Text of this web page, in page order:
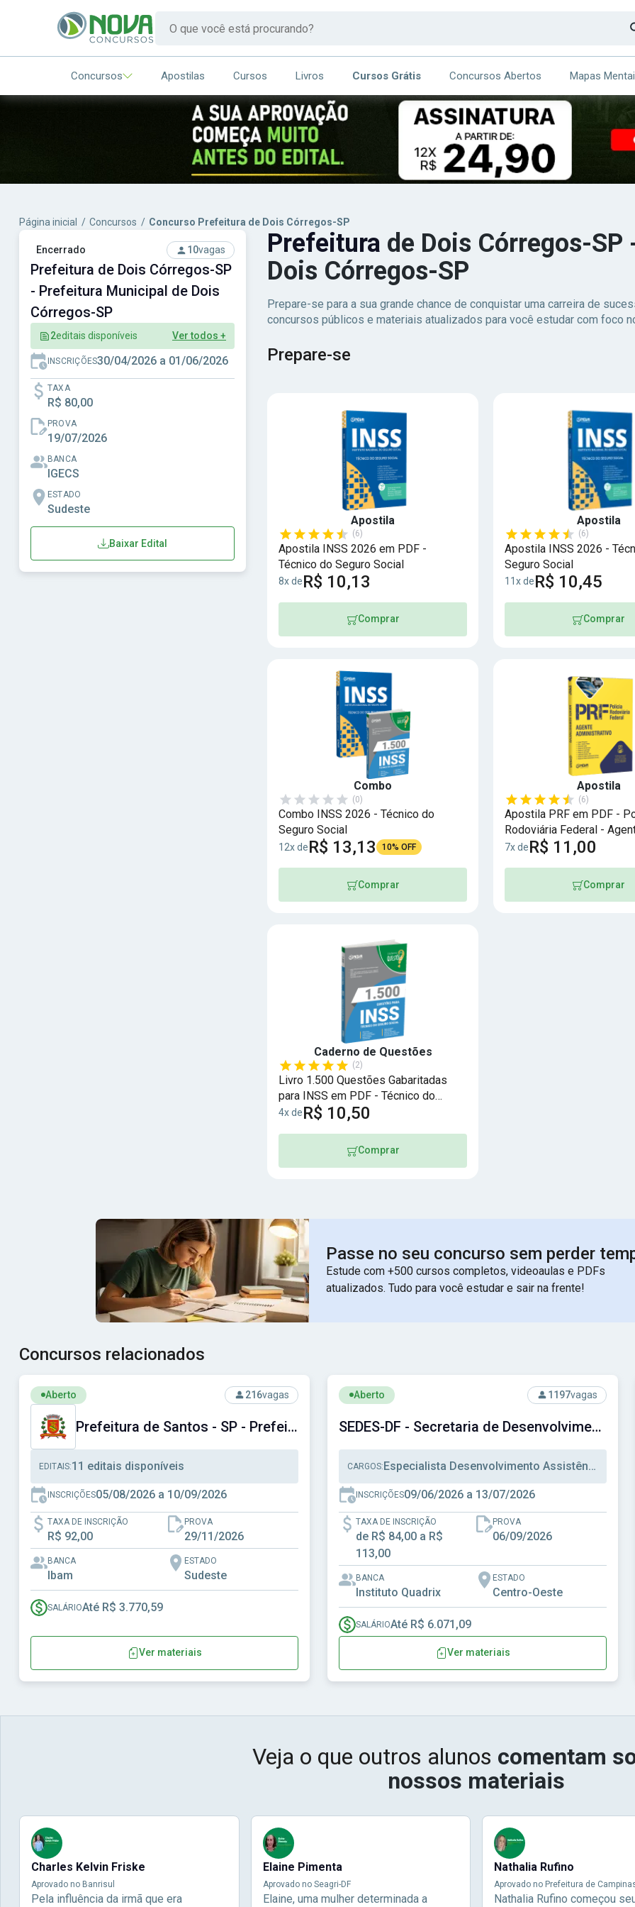
Concursos Apostilas Cursos Livros Cursos Grátis Concursos Abertos Mapas
Página inicial / Concursos / Concurso Prefeitura de Dois Córregos-SP
Encerrado 10vagas
Prefeitura de Dois Córregos-SP
- Prefeitura Municipal de Dois
Córregos-SP
2editais disponíveis Ver todos +
INSCRIÇÕES30/04/2026 a 01/06/2026
TAXA
R$ 80,00
PROVA
19/07/2026
BANCA
IGECS
ESTADO
Sudeste
Baixar Edital
Prefeitura de Dois Córregos-
Dois Córregos-SP
Prepare-se para a sua grande chance de conquistar uma carreira de
concursos públicos e materiais atualizados para você estudar com foco
Prepare-se
Apostila
(6)
Apostila INSS 2026 em PDF -
Técnico do Seguro Social
8x deR$ 10,13
Comprar
Apostila
(6)
Apostila INSS 2026 -
Seguro Social
11x deR$ 10,45
Comprar
Combo
(0)
Combo INSS 2026 - Técnico do
Seguro Social
12x deR$ 13,13 10% OFF
Comprar
Apostila
(6)
Apostila PRF em PDF -
Rodoviária Federal -
Administrativo
7x deR$ 11,00
Comprar
Caderno de Questões
(2)
Livro 1.500 Questões Gabaritadas
para INSS em PDF - Técnico do
Seguro Social
4x deR$ 10,50
Comprar
Passe no seu concurso sem perder
Estude com +500 cursos completos, videoaulas e PDFs
atualizados. Tudo para você estudar e sair na frente!
Concursos relacionados
Ver concurso: Prefeitura de Santos - SP - Prefeitura Municipal de Santos - SP
Aberto 216vagas
Prefeitura de Santos - SP - Prefeitura Municipal de Santos - SP
EDITAIS:11 editais disponíveis
INSCRIÇÕES05/08/2026 a 10/09/2026
TAXA DE INSCRIÇÃO
R$ 92,00
PROVA
29/11/2026
BANCA
Ibam
ESTADO
Sudeste
SALÁRIOAté R$ 3.770,59
Ver materiais
Ver concurso: SEDES-DF - Secretaria de Desenvolvimento
Aberto 1197vagas
SEDES-DF - Secretaria de Desenvolvimento Social do Distrito Federal
CARGOS: Especialista Desenvolvimento Assistência Social, Técnico Desenvolvimento Assistência Social, Técnico Administrativo
INSCRIÇÕES09/06/2026 a 13/07/2026
TAXA DE INSCRIÇÃO
de R$ 84,00 a R$
113,00
PROVA
06/09/2026
BANCA
Instituto Quadrix
ESTADO
Centro-Oeste
SALÁRIOAté R$ 6.071,09
Ver materiais
Veja o que outros alunos comentam
nossos materiais
Charles Kelvin Friske
Aprovado no Banrisul
Pela influência da irmã que era
Elaine Pimenta
Aprovado no Seagri-DF
Elaine, uma mulher determinada a
Nathalia Rufino
Aprovado no Prefeitura de
Nathalia Rufino começou